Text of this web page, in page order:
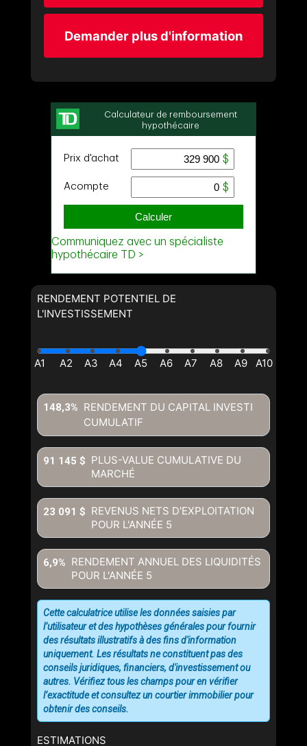
Demander plus d'information
RENDEMENT POTENTIEL DE
L'INVESTISSEMENT
RENDEMENT DU CAPITAL INVESTI
CUMULATIF
148,3%
PLUS-VALUE CUMULATIVE DU
MARCHÉ
91 145 $
REVENUS NETS D'EXPLOITATION
POUR L'ANNÉE 5
23 091 $
RENDEMENT ANNUEL DES LIQUIDITÉS
POUR L'ANNÉE 5
6,9%
ESTIMATIONS
Cette calculatrice utilise les données saisies par
l’utilisateur et des hypothèses générales pour fournir
des résultats illustratifs à des fins d'information
uniquement. Les résultats ne constituent pas des
conseils juridiques, financiers, d'investissement ou
autres. Vérifiez tous les champs pour en vérifier
l’exactitude et consultez un courtier immobilier pour
obtenir des conseils.